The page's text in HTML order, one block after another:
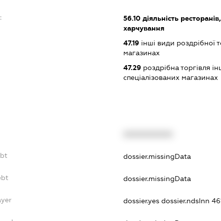
56.10 діяльність
харчування
47.19 інші види роздрібної
магазинах
47.29 роздрібна торгівля
спеціалізованих магазинах
dossier.missingData
dossier.missingData
dossier.yesdossier.ndsInn